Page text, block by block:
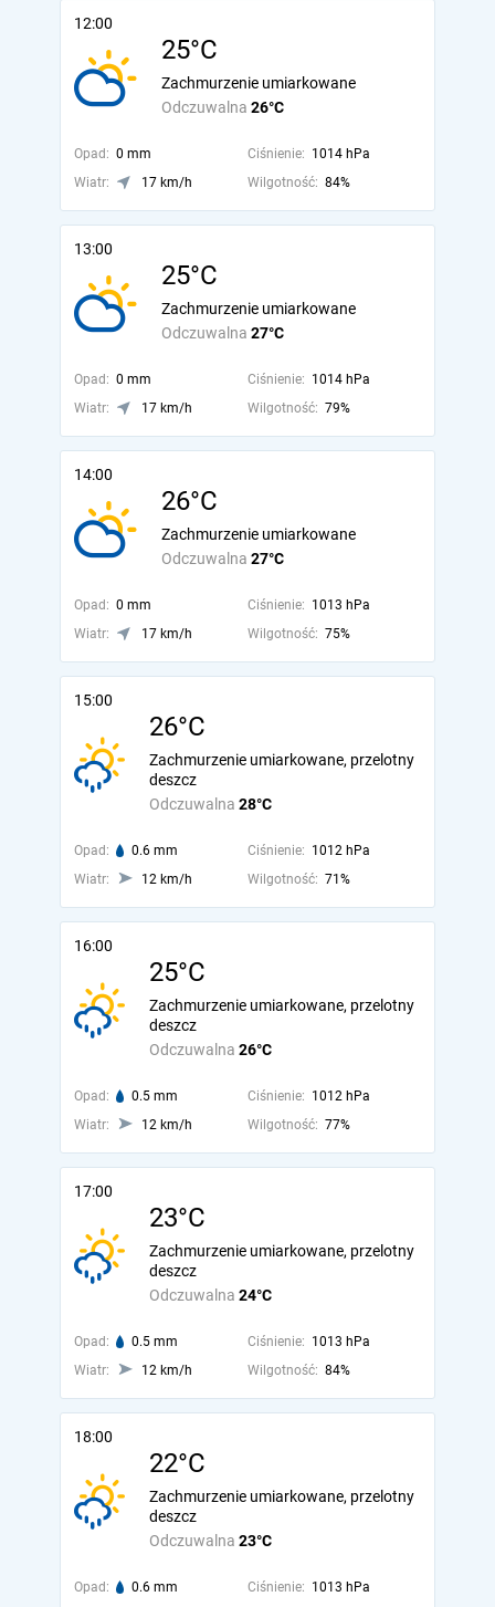
12:00
25°C
Odczuwalna 26°C
Zachmurzenie umiarkowane
Opad: 0 mm Ciśnienie: 1014 hPa
Wiatr:
17 km/h Wilgotność: 84%
13:00
25°C
Odczuwalna 27°C
Zachmurzenie umiarkowane
Opad: 0 mm Ciśnienie: 1014 hPa
Wiatr:
17 km/h Wilgotność: 79%
14:00
26°C
Odczuwalna 27°C
Zachmurzenie umiarkowane
Opad: 0 mm Ciśnienie: 1013 hPa
Wiatr:
17 km/h Wilgotność: 75%
15:00
26°C
Odczuwalna 28°C
Zachmurzenie umiarkowane, przelotny
deszcz
Opad: 0.6 mm Ciśnienie: 1012 hPa
Wiatr:
12 km/h Wilgotność: 71%
16:00
25°C
Odczuwalna 26°C
Zachmurzenie umiarkowane, przelotny
deszcz
Opad: 0.5 mm Ciśnienie: 1012 hPa
Wiatr:
12 km/h Wilgotność: 77%
17:00
23°C
Odczuwalna 24°C
Zachmurzenie umiarkowane, przelotny
deszcz
Opad: 0.5 mm Ciśnienie: 1013 hPa
Wiatr:
12 km/h Wilgotność: 84%
18:00
22°C
Odczuwalna 23°C
Zachmurzenie umiarkowane, przelotny
deszcz
Opad: 0.6 mm Ciśnienie: 1013 hPa